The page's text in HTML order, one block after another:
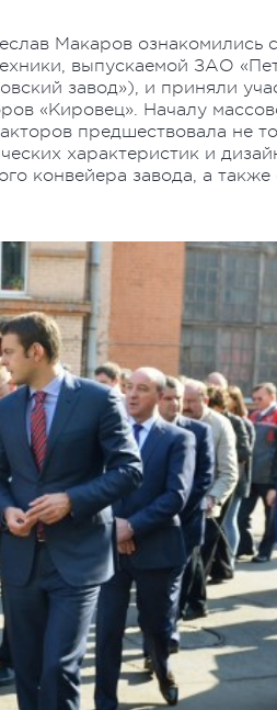
Макаров ознакомились
выпускаемой ЗАО
завод»), и приняли
«Кировец». Началу
предшествовала не
характеристик и
конвейера завода, а также